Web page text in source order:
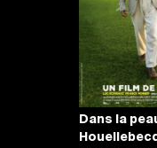
Dans la